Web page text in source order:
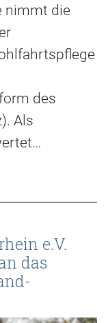
nimmt die
des
Als
e.V.
das